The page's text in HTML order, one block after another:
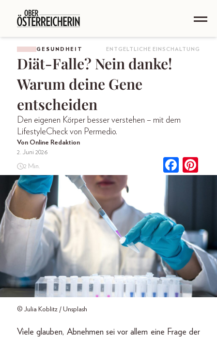
GESUNDHEIT ENTGELTLICHE EINSCHALTUNG
Diät-Falle? Nein danke!
Warum deine Gene
entscheiden
Den eigenen Körper besser verstehen – mit dem
LifestyleCheck von Permedio.
Von Online Redaktion
2. Juni 2026
2 Min.
© Julia Koblitz / Unsplash
Viele glauben, Abnehmen sei vor allem eine Frage der